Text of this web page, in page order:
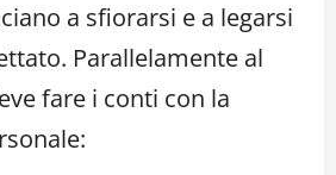
a sfiorarsi e a legarsi
Parallelamente al
fare i conti con la